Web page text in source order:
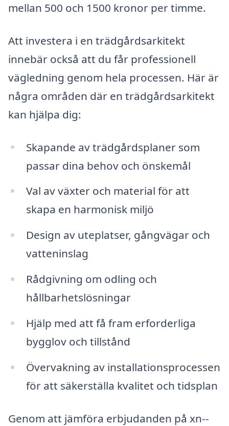
mellan 500 och 1500 kronor per timme.
Att investera i en trädgårdsarkitekt
innebär också att du får professionell
vägledning genom hela processen. Här är
några områden där en trädgårdsarkitekt
kan hjälpa dig:
Skapande av trädgårdsplaner som
passar dina behov och önskemål
Val av växter och material för att
skapa en harmonisk miljö
Design av uteplatser, gångvägar och
vatteninslag
Rådgivning om odling och
hållbarhetslösningar
Hjälp med att få fram erforderliga
bygglov och tillstånd
Övervakning av installationsprocessen
för att säkerställa kvalitet och tidsplan
Genom att jämföra erbjudanden på xn--